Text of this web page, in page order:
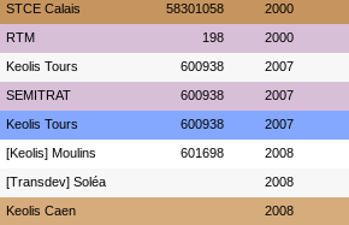
STCE Calais 58301058 2000
RTM 198 2000
Keolis Tours 600938 2007
SEMITRAT 600938 2007
Keolis Tours 600938 2007
[Keolis] Moulins 601698 2008
[Transdev] Soléa 2008
Keolis Caen 2008